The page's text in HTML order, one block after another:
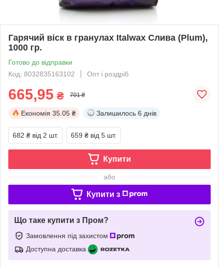
Гарячий віск в гранулах Italwax Слива (Plum),
1000 гр.
Готово до відправки
Код: 8032835163102
Опт і роздріб
665,95 ₴ 701 ₴
Економія 35.05 ₴ Залишилось 6 днів
682 ₴ від 2 шт. 659 ₴ від 5 шт.
Купити
або
Купити з
Що таке купити з Пром?
Замовлення під захистом
Доступна доставка